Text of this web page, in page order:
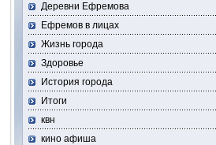
Деревни Ефремова
Ефремов в лицах
Жизнь города
Здоровье
История города
Итоги
квн
кино афиша